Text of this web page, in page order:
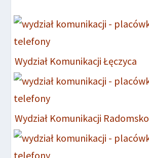
Wydział Komunikacji Łęczyca
Wydział Komunikacji Radomsko